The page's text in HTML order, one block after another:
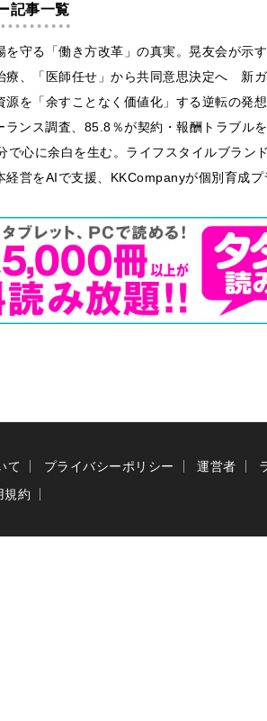
記事一覧
を守る「働き方改革」の真実。晃友会が示
療、「医師任せ」から共同意思決定へ 新
源を「余すことなく価値化」する逆転の発
ランス調査、85.8％が契約・報酬トラブ
で心に余白を生む。ライフスタイルブラン
経営をAIで支援、KKCompanyが個別育成
て プライバシーポリシー 運営者
規約